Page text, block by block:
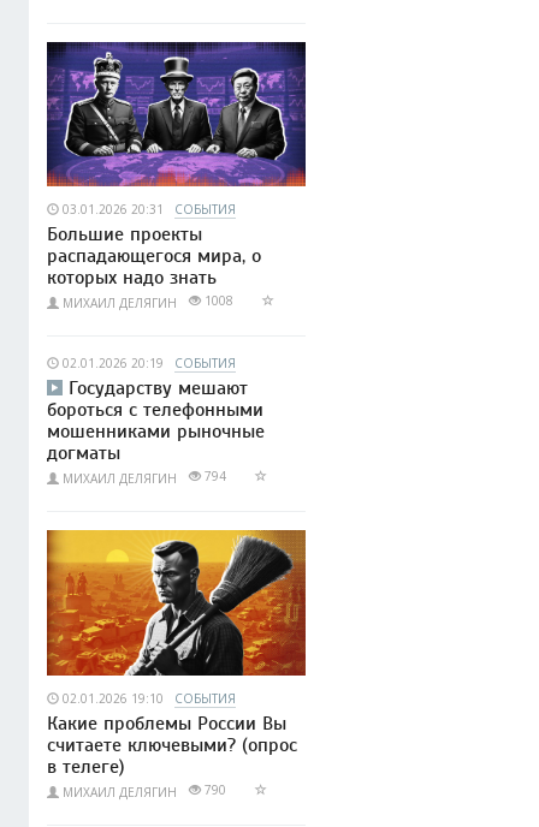
03.01.2026 20:31 СОБЫТИЯ
Большие проекты
распадающегося мира, о
которых надо знать
МИХАИЛ ДЕЛЯГИН 1008
02.01.2026 20:19 СОБЫТИЯ
Государству мешают
бороться с телефонными
мошенниками рыночные
догматы
МИХАИЛ ДЕЛЯГИН 794
02.01.2026 19:10 СОБЫТИЯ
Какие проблемы России Вы
считаете ключевыми? (опрос
в телеге)
МИХАИЛ ДЕЛЯГИН 790